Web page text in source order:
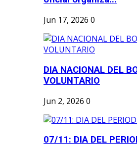
Jun 17, 2026 0
DIA NACIONAL DEL
VOLUNTARIO
Jun 2, 2026 0
07/11: DIA DEL